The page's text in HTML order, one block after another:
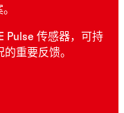
Pulse 传感器，可持
重要反馈。